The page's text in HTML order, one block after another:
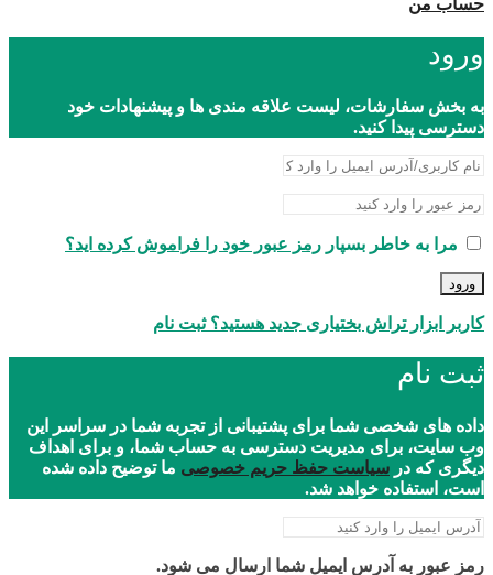
ورود
به بخش سفارشات، لیست علاقه مندی ها و پیشنهادات خود
دسترسی پیدا کنید.
مرا به خاطر بسپار رمز عبور خود را فراموش کرده اید؟
ورود
کاربر ابزار تراش بختیاری جدید هستید؟ ثبت نام
ثبت نام
داده های شخصی شما برای پشتیبانی از تجربه شما در سراسر این
وب سایت، برای مدیریت دسترسی به حساب شما، و برای اهداف
دیگری که در سیاست حفظ حریم خصوصی ما توضیح داده شده
است، استفاده خواهد شد.
رمز عبور به آدرس ایمیل شما ارسال می شود.